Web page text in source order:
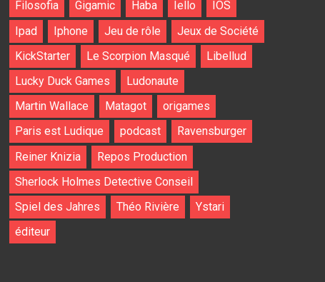
Filosofia
Gigamic Haba Iello
IOS
Ipad
Iphone Jeu de rôle
Jeux de Société
KickStarter
Le Scorpion Masqué
Libellud
Lucky Duck Games
Ludonaute
Martin Wallace
Matagot
origames
Paris est Ludique
podcast
Ravensburger
Reiner Knizia
Repos Production
Sherlock Holmes Detective Conseil
Spiel des Jahres
Théo Rivière
Ystari
éditeur